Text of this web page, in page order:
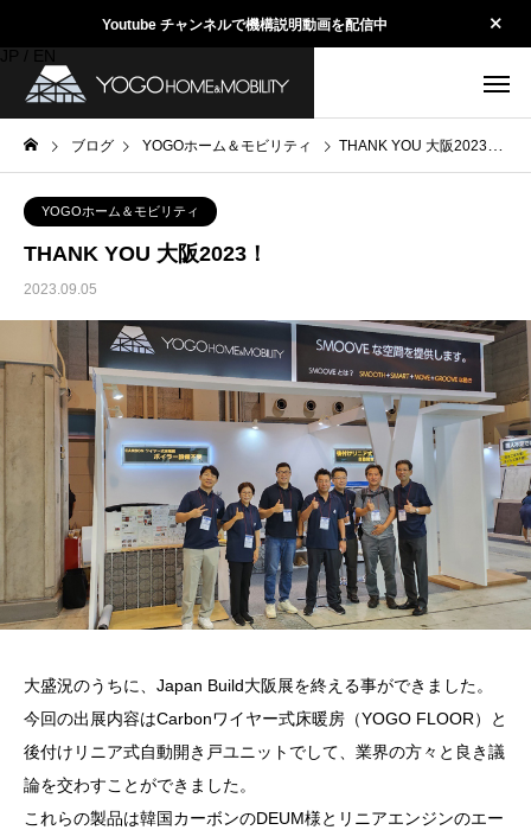
Youtube チャンネルで機構説明動画を配信中
JP / EN
ブログ YOGOホーム＆モビリティ THANK YOU 大阪2023！
YOGOホーム＆モビリティ
THANK YOU 大阪2023！
2023.09.05
大盛況のうちに、Japan Build大阪展を終える事ができました。
今回の出展内容はCarbonワイヤー式床暖房（YOGO FLOOR）と
後付けリニア式自動開き戸ユニットでして、業界の方々と良き議
論を交わすことができました。
これらの製品は韓国カーボンのDEUM様とリニアエンジンのエー